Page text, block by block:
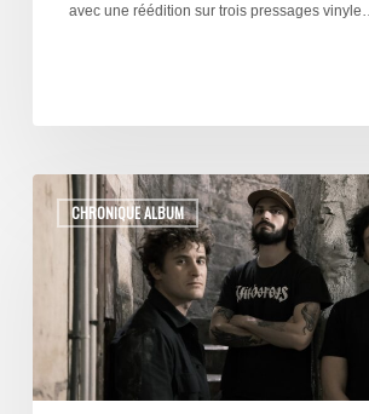
avec une réédition sur trois pressages vinyle…
CHRONIQUE ALBUM